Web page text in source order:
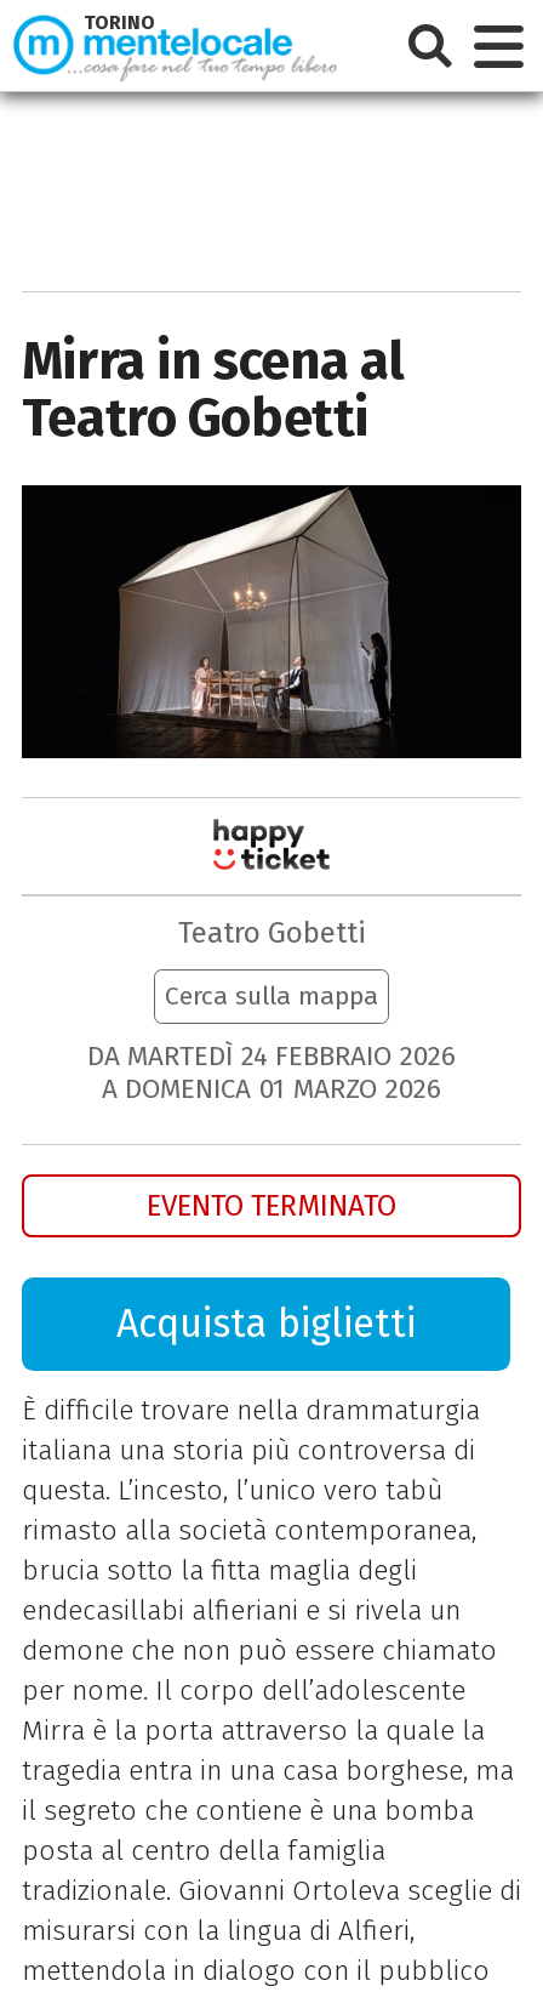
Mirra in scena al
Teatro Gobetti
Teatro Gobetti
Cerca sulla mappa
DA MARTEDÌ 24 FEBBRAIO 2026
A DOMENICA 01 MARZO 2026
EVENTO TERMINATO
Acquista biglietti
È difficile trovare nella drammaturgia
italiana una storia più controversa di
questa. L’incesto, l’unico vero tabù
rimasto alla società contemporanea,
brucia sotto la fitta maglia degli
endecasillabi alfieriani e si rivela un
demone che non può essere chiamato
per nome. Il corpo dell’adolescente
Mirra è la porta attraverso la quale la
tragedia entra in una casa borghese, ma
il segreto che contiene è una bomba
posta al centro della famiglia
tradizionale. Giovanni Ortoleva sceglie di
misurarsi con la lingua di Alfieri,
mettendola in dialogo con il pubblico
TORINO